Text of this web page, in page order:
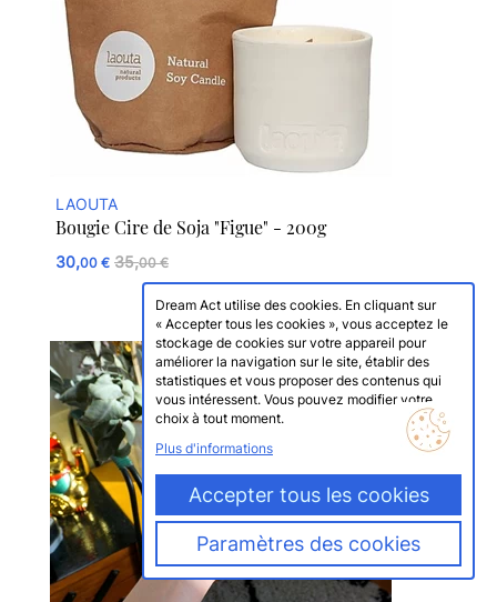
LAOUTA
Bougie Cire de Soja "Figue" - 200g
30,00 € 35,00 €
Dream Act utilise des cookies. En cliquant sur
« Accepter tous les cookies », vous acceptez le
stockage de cookies sur votre appareil pour
améliorer la navigation sur le site, établir des
statistiques et vous proposer des contenus qui
vous intéressent. Vous pouvez modifier votre
choix à tout moment.
Plus d'informations
Accepter tous les cookies
Paramètres des cookies